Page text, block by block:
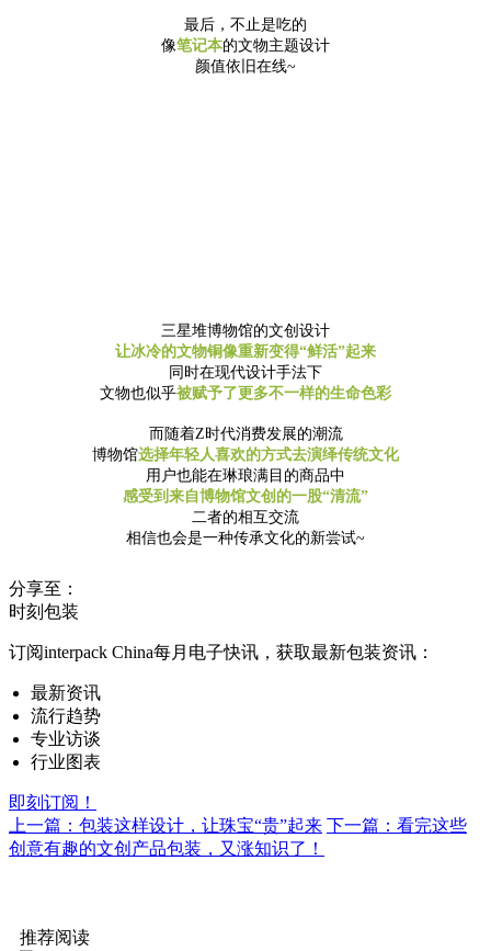
最后，不止是吃的
像笔记本的文物主题设计
颜值依旧在线~
三星堆博物馆的文创设计
让冰冷的文物铜像重新变得“鲜活”起来
同时在现代设计手法下
文物也似乎被赋予了更多不一样的生命色彩
而随着Z时代消费发展的潮流
博物馆选择年轻人喜欢的方式去演绎传统文化
用户也能在琳琅满目的商品中
感受到来自博物馆文创的一股“清流”
二者的相互交流
相信也会是一种传承文化的新尝试~
分享至：
时刻包装
订阅interpack China每月电子快讯，获取最新包装资讯：
最新资讯
流行趋势
专业访谈
行业图表
即刻订阅！
上一篇：包装这样设计，让珠宝“贵”起来 下一篇：看完这些
创意有趣的文创产品包装，又涨知识了！
推荐阅读